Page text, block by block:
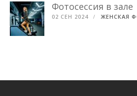
Фотосессия в зале
02 СЕН 2024 ЖЕНСКАЯ